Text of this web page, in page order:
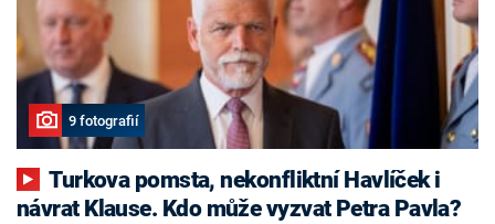
9 fotografií
Turkova pomsta, nekonfliktní Havlíček i
návrat Klause. Kdo může vyzvat Petra Pavla?